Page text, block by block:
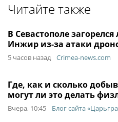
Читайте также
В Севастополе
Инжир из-за атаки
5 часов назад Crimea-news.com
Где, как и сколько
могут ли это делать
Вчера, 10:45 Блог сайта